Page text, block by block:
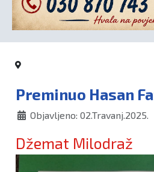
Politika
Preminuo Hasan
Objavljeno: 02.Travanj.2025.
Džemat Milodraž